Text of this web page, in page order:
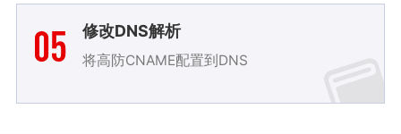
解决游戏CC
修改DNS解析
将高防CNAME配置到DNS
05